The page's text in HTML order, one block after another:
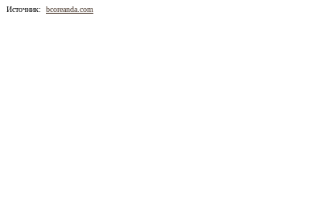
Источник: bcoreanda.com